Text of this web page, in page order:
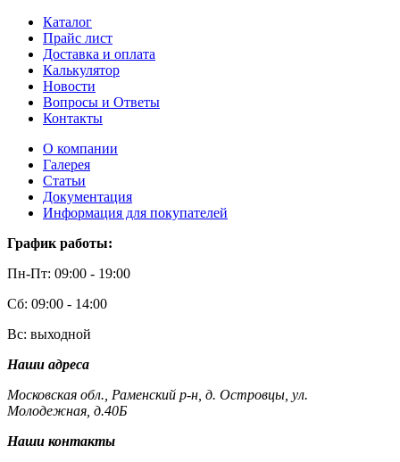
Каталог
Прайс лист
Доставка и оплата
Калькулятор
Новости
Вопросы и Ответы
Контакты
О компании
Галерея
Статьи
Документация
Информация для покупателей
График работы:
Пн-Пт: 09:00 - 19:00
Сб: 09:00 - 14:00
Вс: выходной
Наши адреса
Московская обл., Раменский р-н, д. Островцы, ул.
Молодежная, д.40Б
Наши контакты